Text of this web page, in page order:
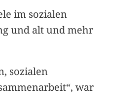
im sozialen
und alt und mehr
sozialen
war